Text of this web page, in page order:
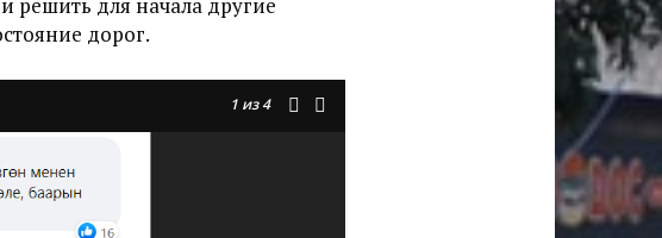
дорог.
1из 4